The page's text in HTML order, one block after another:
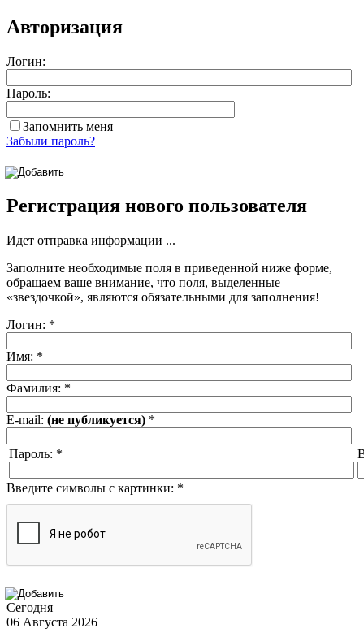
Авторизация
Логин:
Пароль:
Запомнить меня
Забыли пароль?
Регистрация нового пользователя
Идет отправка информации ...
Заполните необходимые поля в приведенной ниже форме,
обращаем ваше внимание, что поля, выделенные
«звездочкой», являются обязательными для заполнения!
Логин: *
Имя: *
Фамилия: *
E-mail: (не публикуется) *
Пароль: *
Введите символы с картинки: *
Сегодня
06 Августа 2026